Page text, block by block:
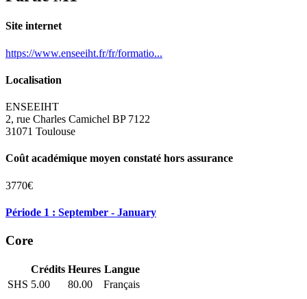
Site internet
https://www.enseeiht.fr/fr/formatio...
Localisation
ENSEEIHT
2, rue Charles Camichel BP 7122
31071 Toulouse
Coût académique moyen constaté hors assurance
3770€
Période 1 : September - January
Core
Crédits Heures Langue
SHS 5.00 80.00 Français